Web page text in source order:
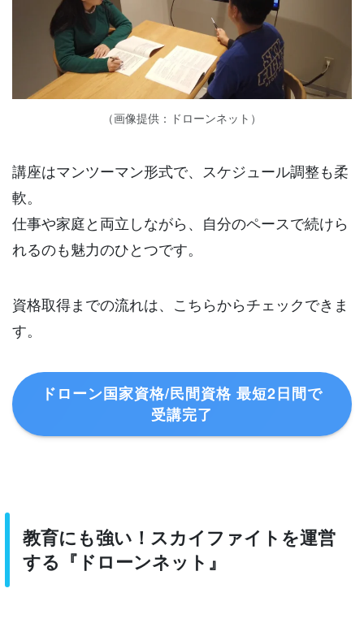
（画像提供：ドローンネット）
講座はマンツーマン形式で、スケジュール調整も柔
軟。
仕事や家庭と両立しながら、自分のペースで続けら
れるのも魅力のひとつです。
資格取得までの流れは、こちらからチェックできま
す。
ドローン国家資格/民間資格 最短2日間で
受講完了
教育にも強い！スカイファイトを運営
する『ドローンネット』